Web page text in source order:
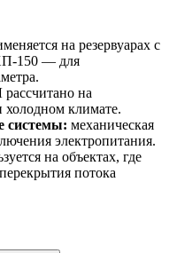
на резервуарах с
150 — для
на
климате.
системы: механическая
электропитания.
на объектах, где
потока